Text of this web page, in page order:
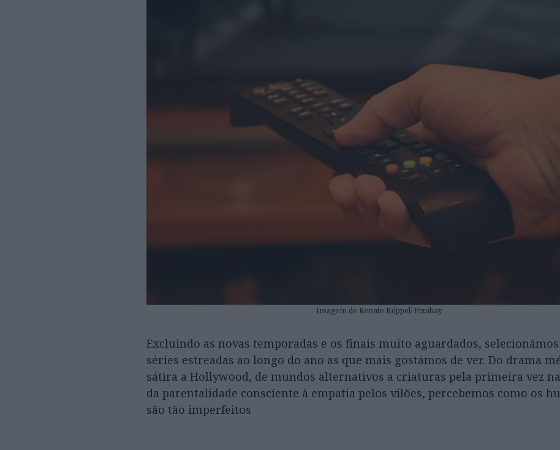
Imagem de Renate Köppel/ Pixabay
Excluindo as novas temporadas e os finais muito aguardados,
séries estreadas ao longo do ano as que mais gostámos de ver. Do drama
sátira a Hollywood, de mundos alternativos a criaturas pela primeira vez
da parentalidade consciente à empatia pelos vilões, percebemos como os
são tão imperfeitos